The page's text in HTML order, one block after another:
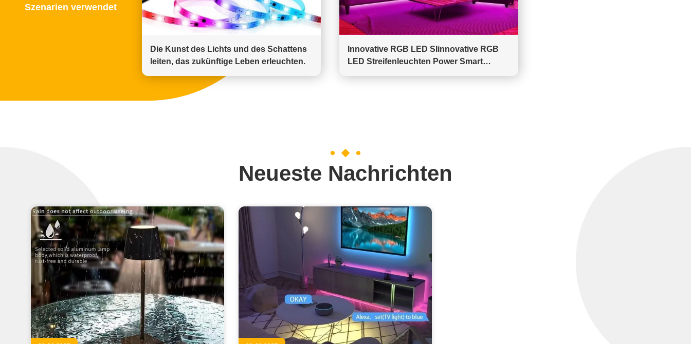
Szenarien verwendet
Die Kunst des Lichts und des Schattens
leiten, das zukünftige Leben erleuchten.
Innovative RGB LED SIinnovative RGB
LED Streifenleuchten Power Smart
Neueste Nachrichten